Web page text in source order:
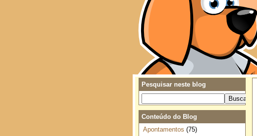
Pesquisar neste blog
Conteúdo do Blog
Apontamentos (75)